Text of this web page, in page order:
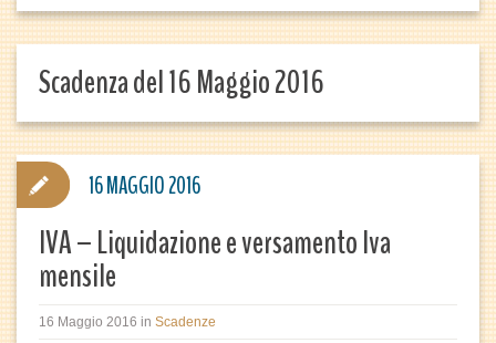
Scadenza del 16 Maggio 2016
IVA – Liquidazione e versamento Iva
mensile
16 Maggio 2016 in Scadenze
16 MAGGIO 2016